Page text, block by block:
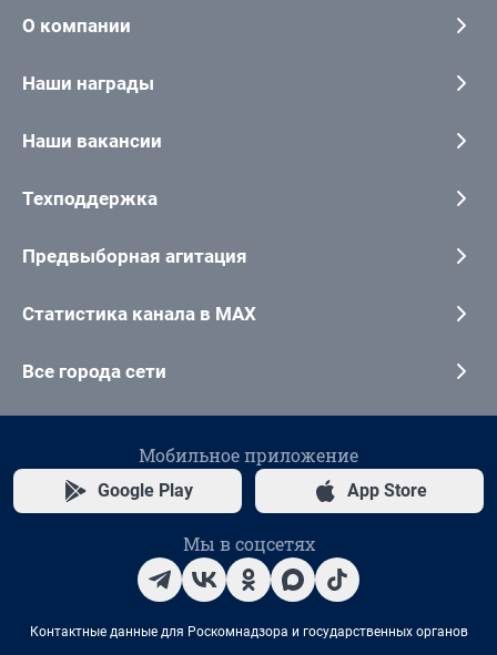
О компании
Наши награды
Наши вакансии
Техподдержка
Предвыборная агитация
Статистика канала в MAX
Все города сети
Мобильное приложение
Google Play App Store
Мы в соцсетях
Контактные данные для Роскомнадзора и государственных органов